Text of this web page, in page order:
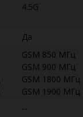
4.5G
Да
GSM 850 МГц
GSM 900 МГц
GSM 1800 МГц
GSM 1900 МГц
--